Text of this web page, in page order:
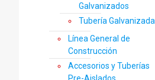
Galvanizados
Tubería Galvanizada
Línea General de
Construcción
Accesorios y Tuberías